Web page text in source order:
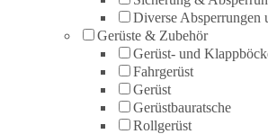
Diverse Absperrungen
Gerüste & Zubehör
Gerüst- und
Fahrgerüst
Gerüst
Gerüstbauratsche
Rollgerüst